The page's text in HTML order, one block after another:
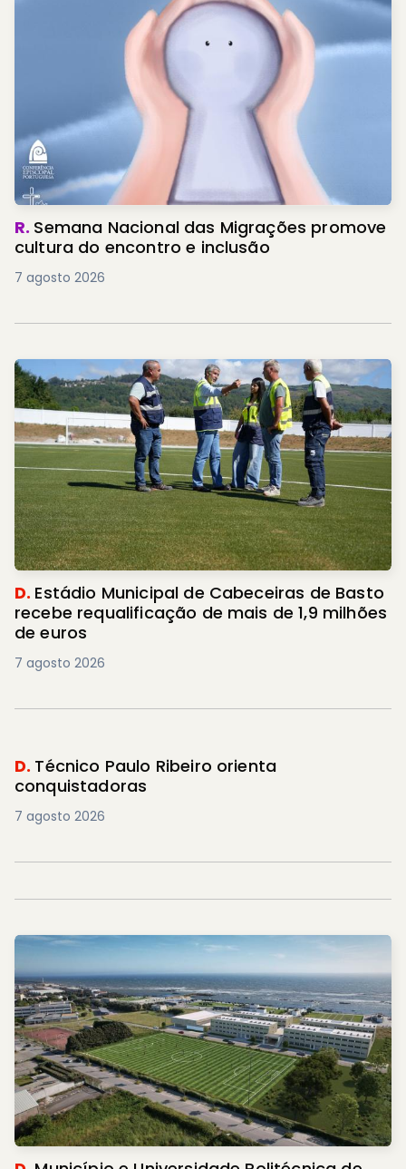
R. Semana Nacional das Migrações promove
cultura do encontro e inclusão
7 agosto 2026
D. Estádio Municipal de Cabeceiras de Basto
recebe requalificação de mais de 1,9 milhões
de euros
7 agosto 2026
D. Técnico Paulo Ribeiro orienta
conquistadoras
7 agosto 2026